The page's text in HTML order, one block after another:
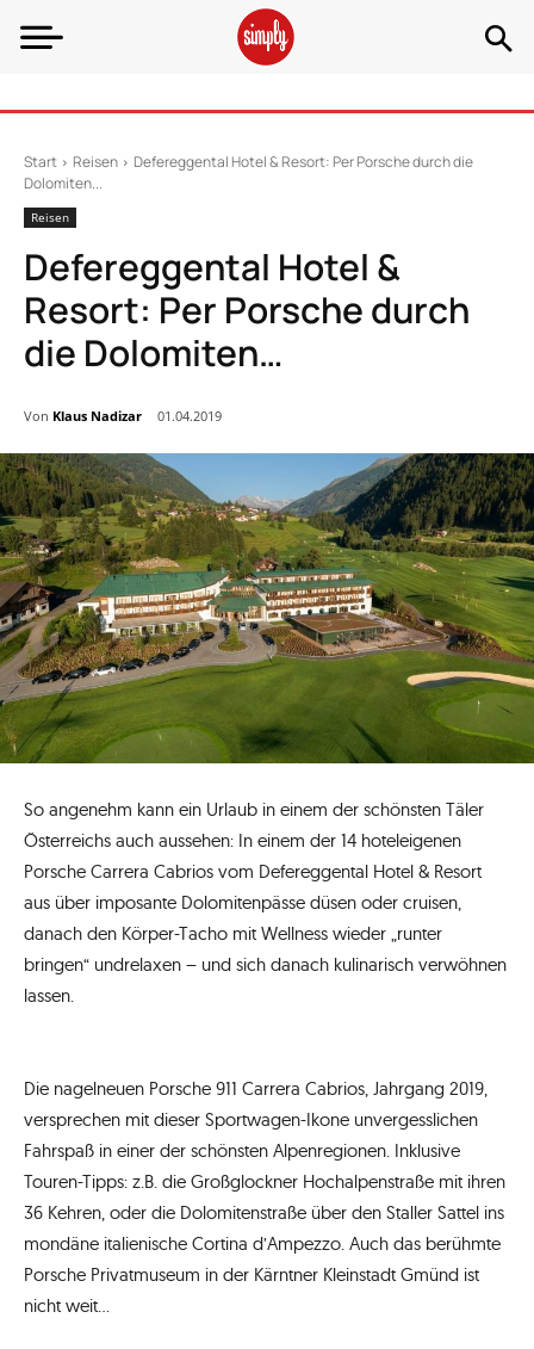
Start Reisen
Defereggental Hotel & Resort: Per Porsche durch die
Dolomiten...
Reisen
Defereggental Hotel &
Resort: Per Porsche durch
die Dolomiten…
Von Klaus Nadizar 01.04.2019
So angenehm kann ein Urlaub in einem der schönsten Täler
Österreichs auch aussehen: In einem der 14 hoteleigenen
Porsche Carrera Cabrios vom Defereggental Hotel & Resort
aus über imposante Dolomitenpässe düsen oder cruisen,
danach den Körper-Tacho mit Wellness wieder „runter
bringen“ undrelaxen – und sich danach kulinarisch verwöhnen
lassen.
Die nagelneuen Porsche 911 Carrera Cabrios, Jahrgang 2019,
versprechen mit dieser Sportwagen-Ikone unvergesslichen
Fahrspaß in einer der schönsten Alpenregionen. Inklusive
Touren-Tipps: z.B. die Großglockner Hochalpenstraße mit ihren
36 Kehren, oder die Dolomitenstraße über den Staller Sattel ins
mondäne italienische Cortina d’Ampezzo. Auch das berühmte
Porsche Privatmuseum in der Kärntner Kleinstadt Gmünd ist
nicht weit…